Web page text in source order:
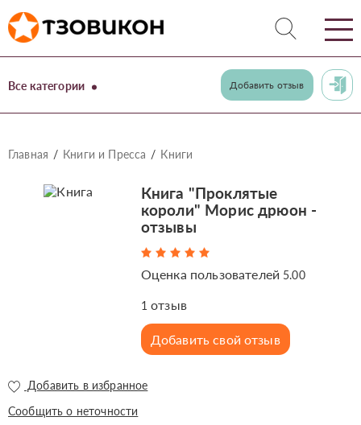
Все категории Добавить отзыв
Главная Книги и Пресса Книги
Книга "Проклятые
короли" Морис дрюон -
отзывы
Оценка пользователей 5.00
1 отзыв
Добавить свой отзыв
Добавить в избранное
Сообщить о неточности